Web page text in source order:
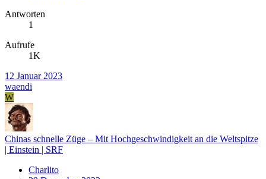
Antworten
1
Aufrufe
1K
12 Januar 2023
waendi
W
Chinas schnelle Züge – Mit Hochgeschwindigkeit an die Weltspitze
| Einstein | SRF
Charlito